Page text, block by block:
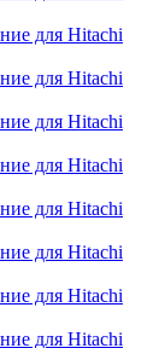
для Hitachi
для Hitachi
для Hitachi
для Hitachi
для Hitachi
для Hitachi
для Hitachi
для Hitachi